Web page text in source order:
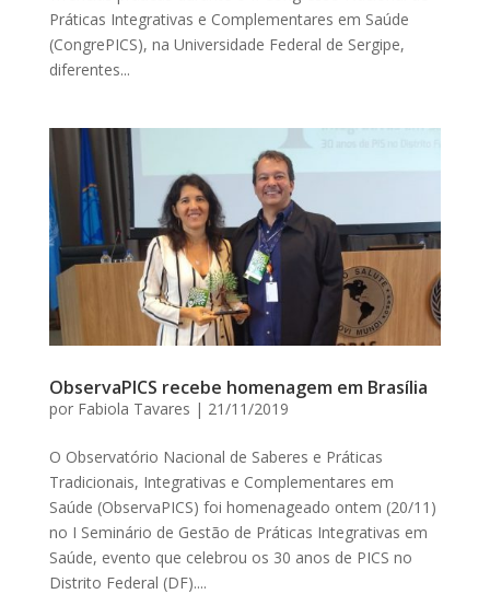
Práticas Integrativas e Complementares em Saúde
(CongrePICS), na Universidade Federal de Sergipe,
diferentes...
ObservaPICS recebe homenagem em Brasília
por Fabiola Tavares | 21/11/2019
O Observatório Nacional de Saberes e Práticas
Tradicionais, Integrativas e Complementares em
Saúde (ObservaPICS) foi homenageado ontem (20/11)
no I Seminário de Gestão de Práticas Integrativas em
Saúde, evento que celebrou os 30 anos de PICS no
Distrito Federal (DF)....